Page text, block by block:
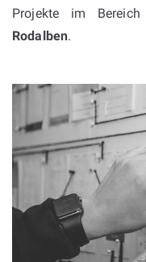
Projekte im Bereich
Rodalben.